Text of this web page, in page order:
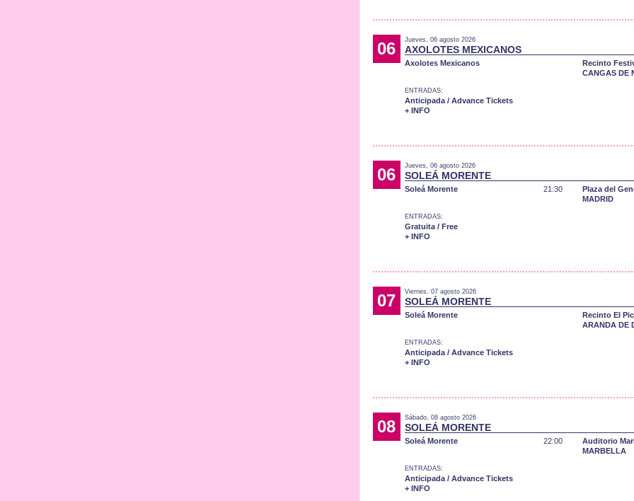
06 Jueves, 06 agosto 2026
AXOLOTES MEXICANOS
Axolotes Mexicanos
Recinto
CANGAS DE
ENTRADAS:
Anticipada / Advance Tickets
+ INFO
06 Jueves, 06 agosto 2026
SOLEÁ MORENTE
Soleá Morente 21:30
Plaza del
MADRID
ENTRADAS:
Gratuita / Free
+ INFO
07 Viernes, 07 agosto 2026
SOLEÁ MORENTE
Soleá Morente
Recinto El
ARANDA DE
ENTRADAS:
Anticipada / Advance Tickets
+ INFO
08 Sábado, 08 agosto 2026
SOLEÁ MORENTE
Soleá Morente 22:00
Auditorio
MARBELLA
ENTRADAS:
Anticipada / Advance Tickets
+ INFO